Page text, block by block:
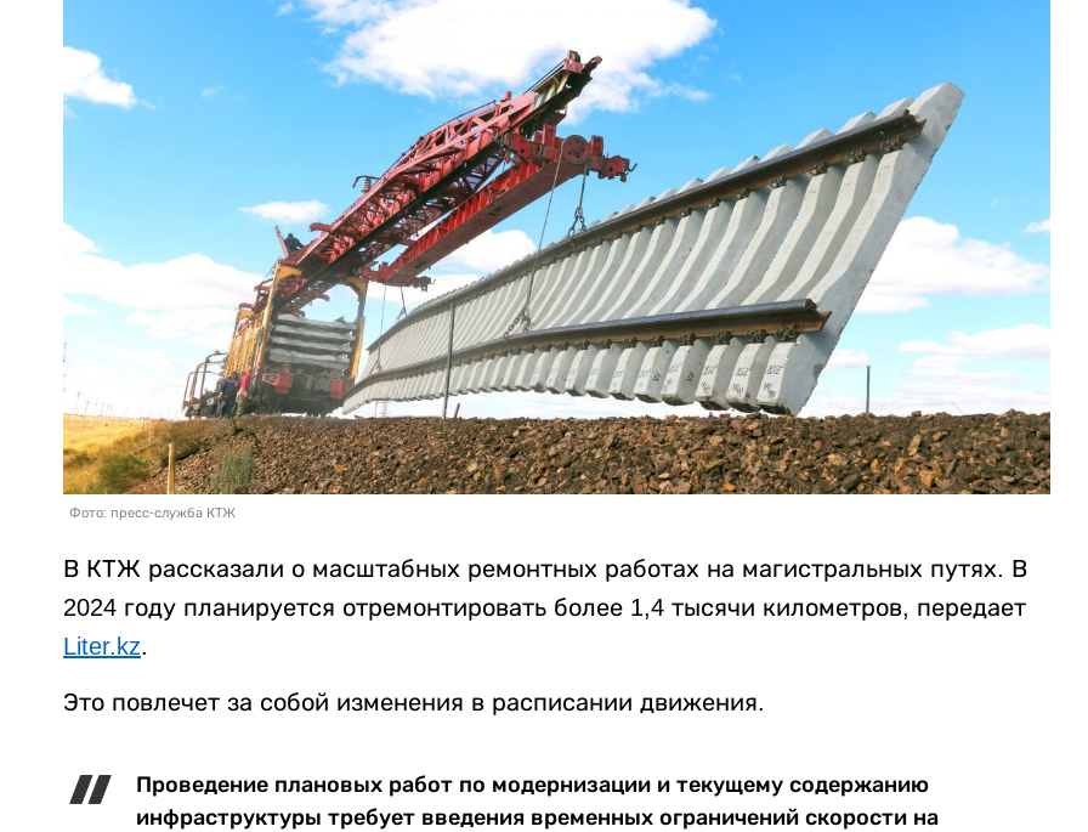
Фото: пресс-служба КТЖ
В КТЖ рассказали о масштабных ремонтных работах на магистральных путях. В
2024 году планируется отремонтировать более 1,4 тысячи километров, передает
Liter.kz.
Это повлечет за собой изменения в расписании движения.
Проведение плановых работ по модернизации и текущему содержанию
инфраструктуры требует введения временных ограничений скорости на